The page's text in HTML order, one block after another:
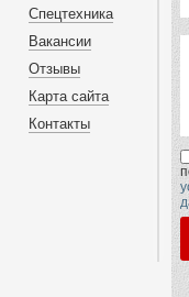
Спецтехника
Вакансии
Отзывы
Карта сайта
Контакты